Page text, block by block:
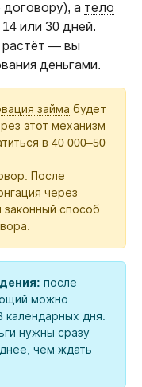
а тело
или 30 дней.
растёт — вы
деньгами.
займа будет
этот механизм
в 40 000–50
После
через
способ
после
можно
дня.
нужны сразу —
чем ждать